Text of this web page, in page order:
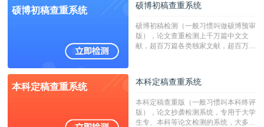
硕博初稿查重系统 硕博初稿查重系统
硕博初稿检测（一般习惯叫做硕博预审
版），论文查重检测上千万篇中文文
献，超百万篇各类独家文献，超百万港
校用来检测硕博论文的系统，检测范围
广，数据来源真实，检测算法合理!本
字符数30万）
本科定稿查重系统 本科定稿查重系统
本科定稿查重版（一般习惯叫本科终评
版），论文抄袭检测系统，专用于大学
生专、本科等论文检测的系统，大多数